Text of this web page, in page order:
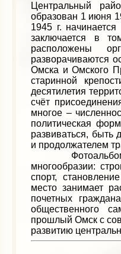
Центральный
образован 1 июня
1945 г. начинается
заключается в
расположены
разворачиваются
Омска и Омского
старинной
десятилетия
счёт
многое –
политическая
развиваться, быть
и продолжателем
Фотоальбом
многообразии:
спорт,
место занимает
почетных
общественного
прошлый Омск с
развитию